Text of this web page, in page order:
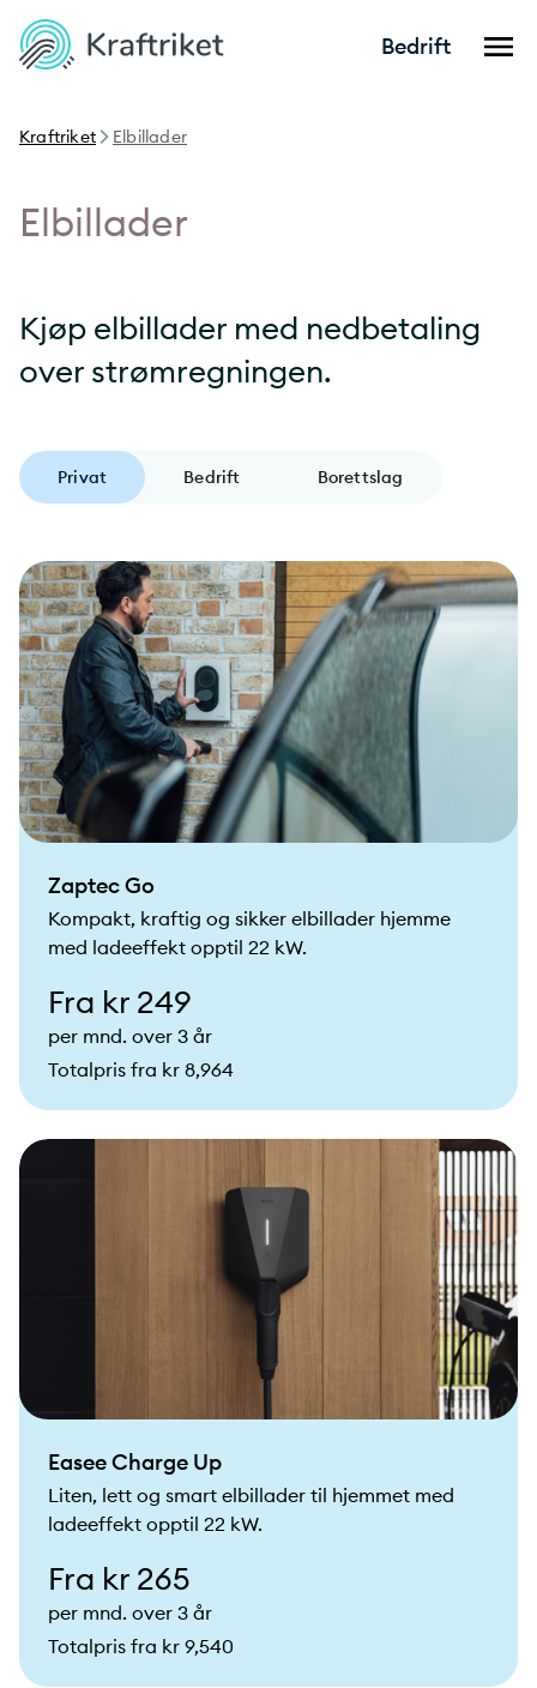
Bedrift
Kraftriket Elbillader
Elbillader
Kjøp elbillader med nedbetaling
over strømregningen.
Privat Bedrift Borettslag
Zaptec Go
Kompakt, kraftig og sikker elbillader hjemme
med ladeeffekt opptil 22 kW.
Fra kr 249
per mnd. over 3 år
Totalpris fra kr 8,964
Easee Charge Up
Liten, lett og smart elbillader til hjemmet med
ladeeffekt opptil 22 kW.
Fra kr 265
per mnd. over 3 år
Totalpris fra kr 9,540